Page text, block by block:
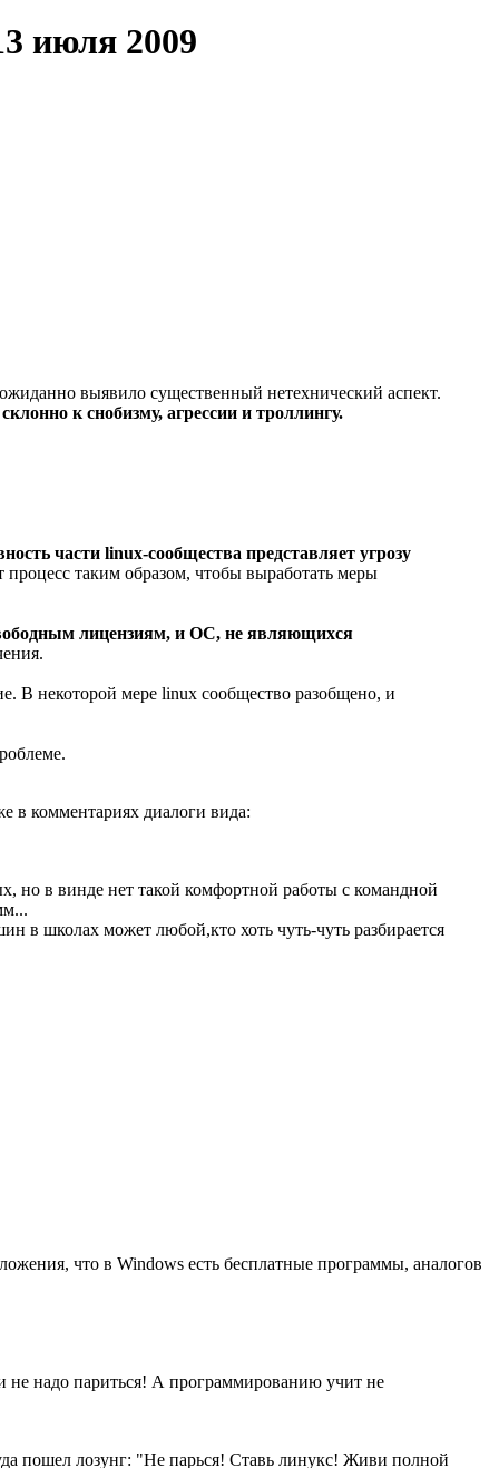
июля 2009
выявило существенный нетехнический аспект.
к снобизму, агрессии и троллингу.
части linux-сообщества представляет угрозу
процесс таким образом, чтобы выработать меры
лицензиям, и ОС, не являющихся
В некоторой мере linux сообщество разобщено, и
в комментариях диалоги вида:
но в винде нет такой комфортной работы с командной
в школах может любой,кто хоть чуть-чуть разбирается
что в Windows есть бесплатные программы, аналогов
не надо париться! А программированию учит не
пошел лозунг: "Не парься! Ставь линукс! Живи полной